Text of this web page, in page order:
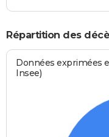
Répartition des
Données exprimées
Insee)